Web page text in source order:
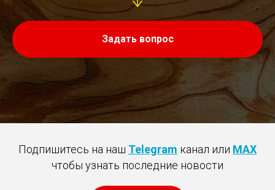
Задать вопрос
Подпишитесь на наш Telegram канал или MAX
чтобы узнать последние новости